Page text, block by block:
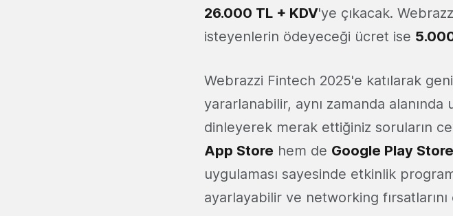
26.000 TL + KDV'ye çıkacak.
isteyenlerin ödeyeceği ücret ise
Webrazzi Fintech 2025'e katılarak
yararlanabilir, aynı zamanda alanında
dinleyerek merak ettiğiniz soruların
App Store hem de Google Play Store
uygulaması sayesinde etkinlik
ayarlayabilir ve networking